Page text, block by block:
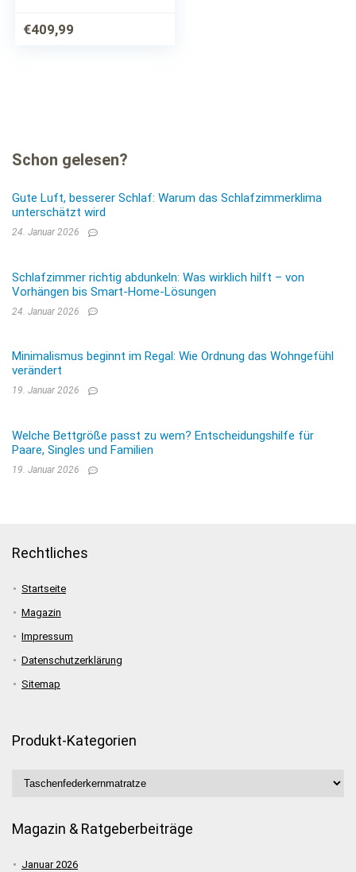
Tonnentaschenfeder
kern, die kompakte
€409,99
Schon gelesen?
Gute Luft, besserer Schlaf: Warum das Schlafzimmerklima
unterschätzt wird
24. Januar 2026
Schlafzimmer richtig abdunkeln: Was wirklich hilft – von
Vorhängen bis Smart-Home-Lösungen
24. Januar 2026
Minimalismus beginnt im Regal: Wie Ordnung das Wohngefühl
verändert
19. Januar 2026
Welche Bettgröße passt zu wem? Entscheidungshilfe für
Paare, Singles und Familien
19. Januar 2026
Rechtliches
Startseite
Magazin
Impressum
Datenschutzerklärung
Sitemap
Produkt-Kategorien
Magazin & Ratgeberbeiträge
Januar 2026